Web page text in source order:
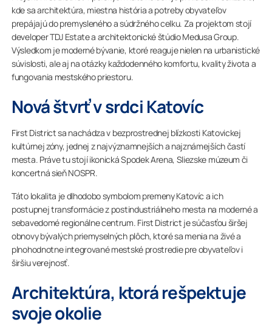
kde sa architektúra, miestna história a potreby obyvateľov
prepájajú do premysleného a súdržného celku. Za projektom stojí
developer TDJ Estate a architektonické štúdio Medusa Group.
Výsledkom je moderné bývanie, ktoré reaguje nielen na urbanistické
súvislosti, ale aj na otázky každodenného komfortu, kvality života a
fungovania mestského priestoru.
Nová štvrť v srdci Katovíc
First District sa nachádza v bezprostrednej blízkosti Katovickej
kultúrnej zóny, jednej z najvýznamnejších a najznámejších častí
mesta. Práve tu stojí ikonická Spodek Arena, Sliezske múzeum či
koncertná sieň NOSPR.
Táto lokalita je dlhodobo symbolom premeny Katovíc a ich
postupnej transformácie z postindustriálneho mesta na moderné a
sebavedomé regionálne centrum. First District je súčasťou širšej
obnovy bývalých priemyselných plôch, ktoré sa menia na živé a
plnohodnotne integrované mestské prostredie pre obyvateľov i
širšiu verejnosť.
Architektúra, ktorá rešpektuje
svoje okolie